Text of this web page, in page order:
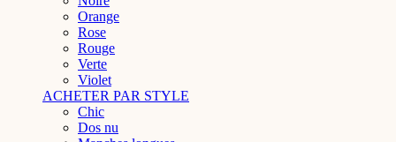
Orange
Rose
Rouge
Verte
Violet
ACHETER PAR STYLE
Chic
Dos nu